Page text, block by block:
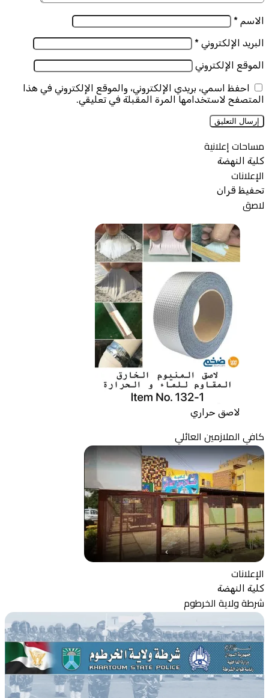
الاسم *
البريد الإلكتروني *
الموقع الإلكتروني
احفظ اسمي، بريدي الإلكتروني، والموقع الإلكتروني في هذا
المتصفح لاستخدامها المرة المقبلة في تعليقي.
مساحات إعلانية
كلية النهضة
الإعلانات
تحفيظ قران
لاصق
لاصق حراري
كافي الملازمين العائلي
الإعلانات
كلية النهضة
شرطة ولاية الخرطوم